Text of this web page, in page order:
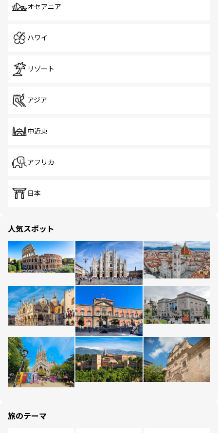
オセアニア
ハワイ
リゾート
アジア
中近東
アフリカ
日本
人気スポット
旅のテーマ